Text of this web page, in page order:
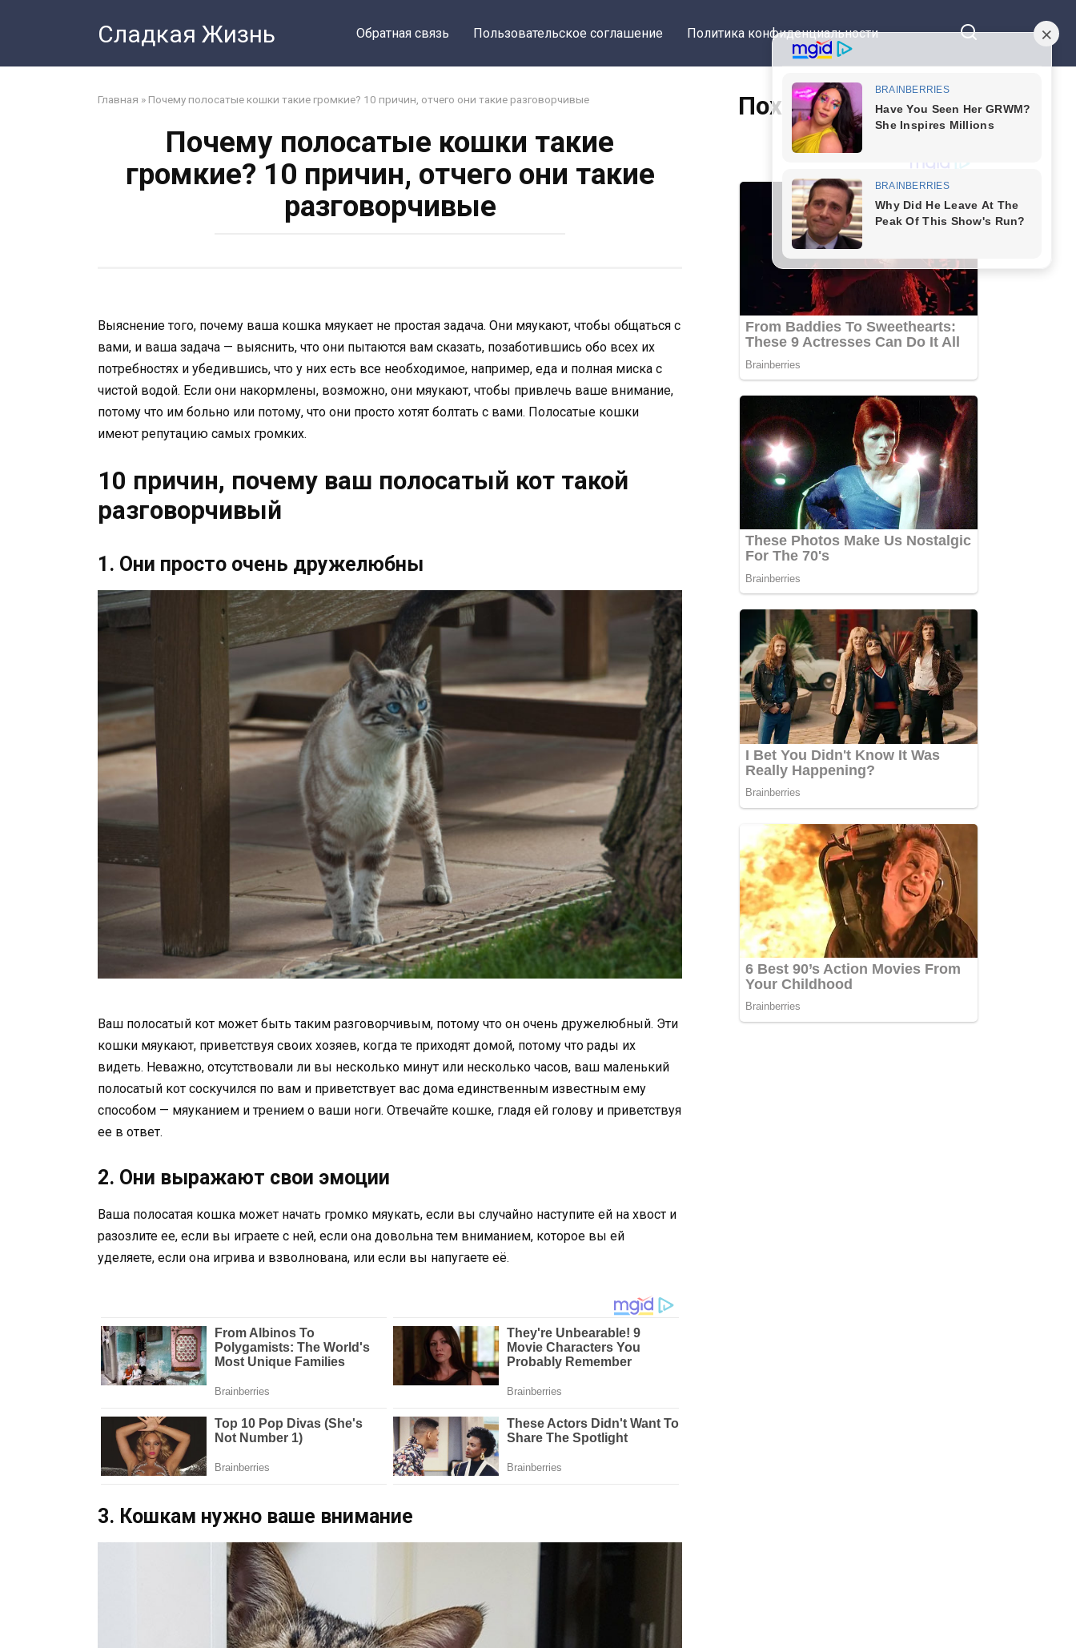
Сладкая Жизнь Обратная связь Пользовательское соглашение Политика конфиденциальности
Главная » Почему полосатые кошки такие громкие? 10 причин, отчего они такие разговорчивые
Почему полосатые кошки такие
громкие? 10 причин, отчего они такие
разговорчивые
Выяснение того, почему ваша кошка мяукает не простая задача. Они мяукают, чтобы общаться с
вами, и ваша задача — выяснить, что они пытаются вам сказать, позаботившись обо всех их
потребностях и убедившись, что у них есть все необходимое, например, еда и полная миска с
чистой водой. Если они накормлены, возможно, они мяукают, чтобы привлечь ваше внимание,
потому что им больно или потому, что они просто хотят болтать с вами. Полосатые кошки
имеют репутацию самых громких.
10 причин, почему ваш полосатый кот такой
разговорчивый
1. Они просто очень дружелюбны
Ваш полосатый кот может быть таким разговорчивым, потому что он очень дружелюбный. Эти
кошки мяукают, приветствуя своих хозяев, когда те приходят домой, потому что рады их
видеть. Неважно, отсутствовали ли вы несколько минут или несколько часов, ваш маленький
полосатый кот соскучился по вам и приветствует вас дома единственным известным ему
способом — мяуканием и трением о ваши ноги. Отвечайте кошке, гладя ей голову и приветствуя
ее в ответ.
2. Они выражают свои эмоции
Ваша полосатая кошка может начать громко мяукать, если вы случайно наступите ей на хвост и
разозлите ее, если вы играете с ней, если она довольна тем вниманием, которое вы ей
уделяете, если она игрива и взволнована, или если вы напугаете её.
3. Кошкам нужно ваше внимание
Похожие статьи